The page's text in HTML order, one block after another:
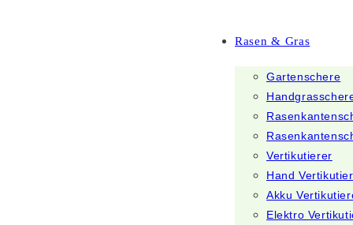
Rasen & Gras
Gartenschere
Vertikutierer
Hand
Akku
Elektro